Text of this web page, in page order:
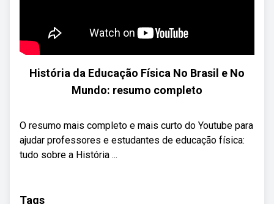
História da Educação Física No Brasil e No
Mundo: resumo completo
O resumo mais completo e mais curto do Youtube para
ajudar professores e estudantes de educação física:
tudo sobre a História ...
Tags